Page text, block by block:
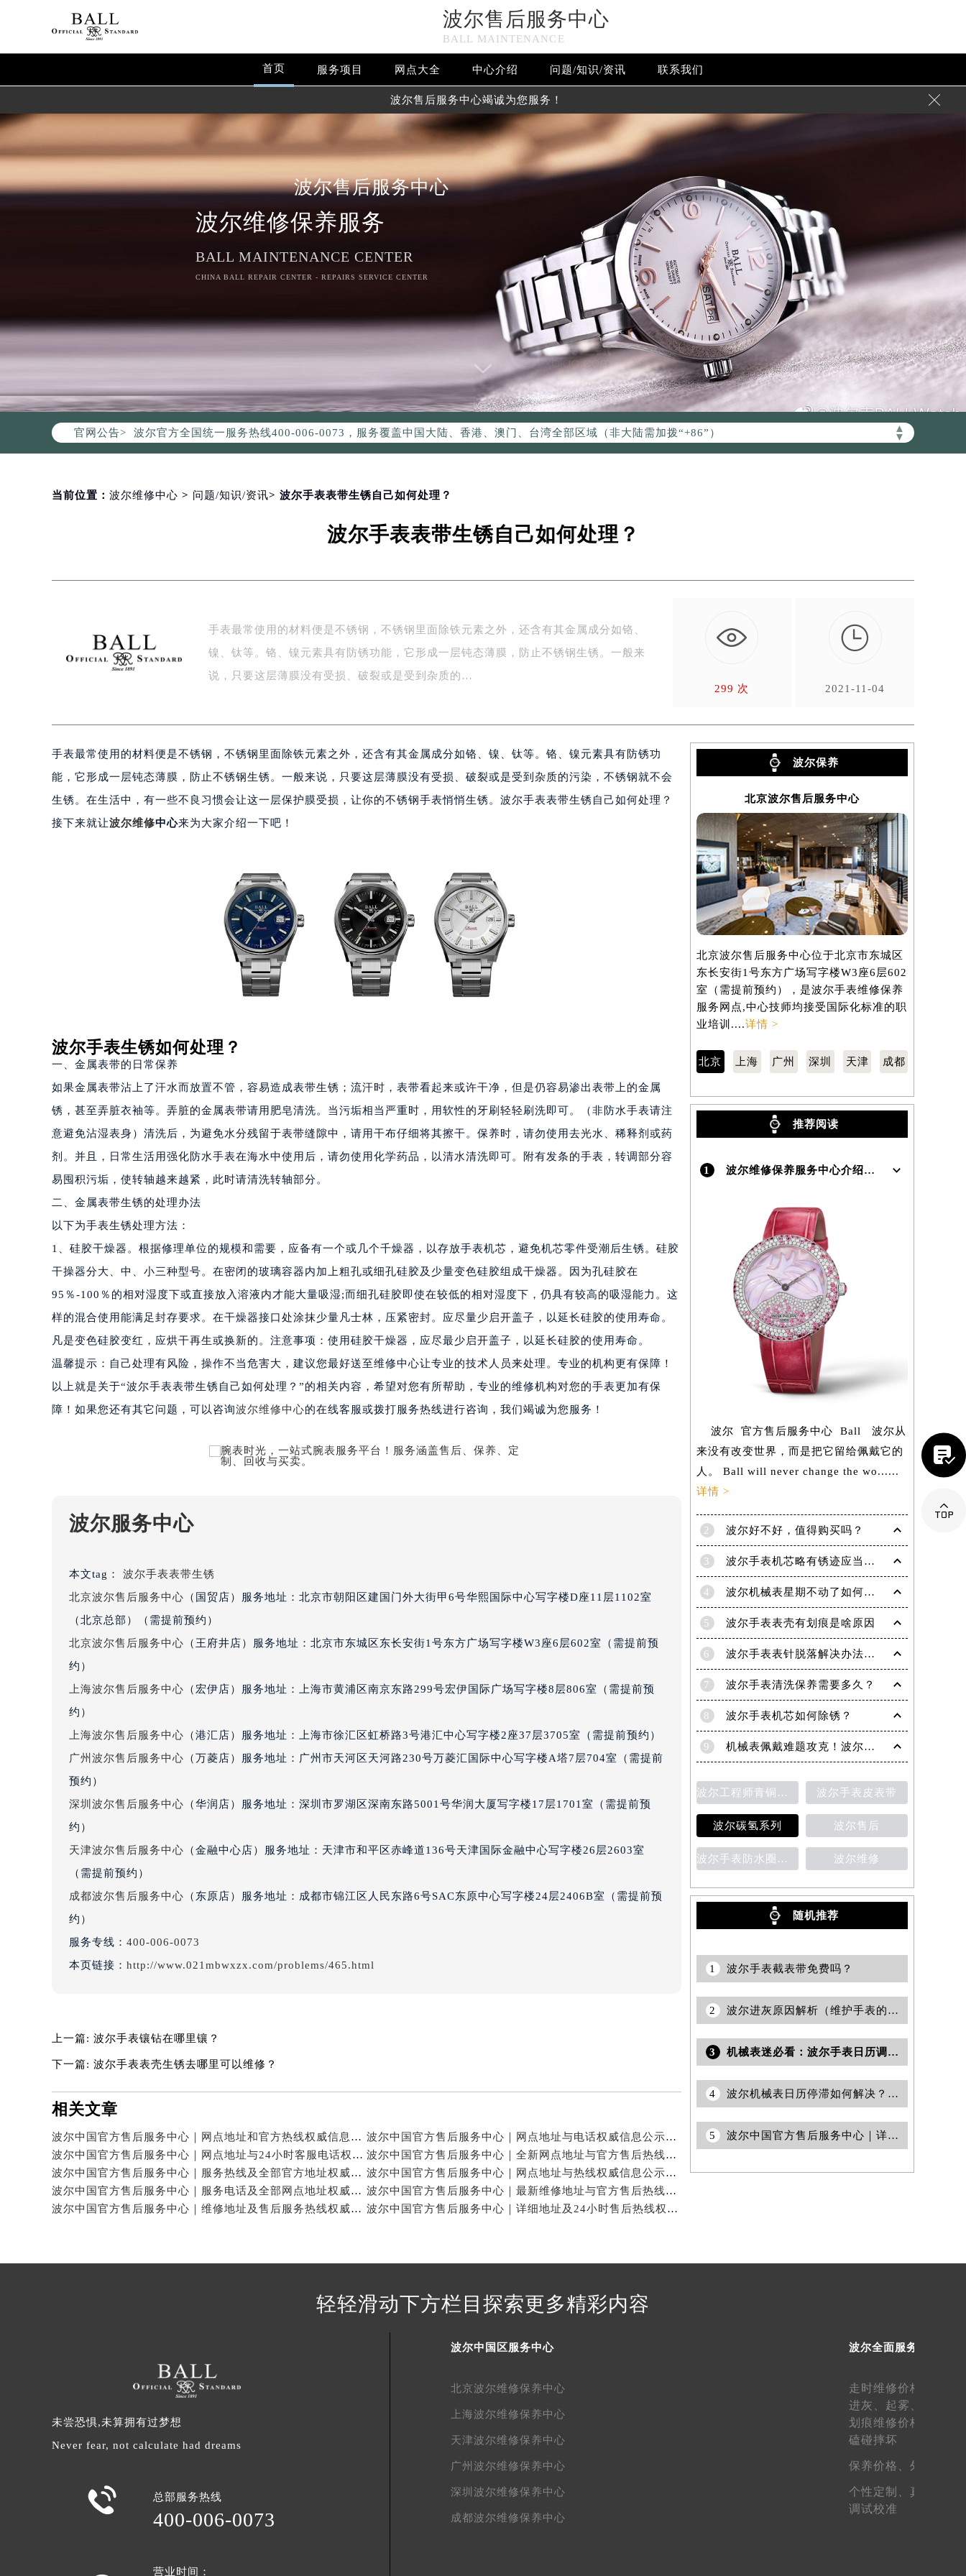
波尔售后服务中心
BALL MAINTENANCE
首页 服务项目 网点大全 中心介绍 问题/知识/资讯 联系我们
波尔售后服务中心竭诚为您服务！ 
波尔售后服务中心
波尔维修保养服务
BALL MAINTENANCE CENTER
CHINA BALL REPAIR CENTER - REPAIRS SERVICE CENTER
官网公告> ▲
▼
2026年8月波尔全国官方售后客户服务热线：400-006-0073
2026年8月波尔售后服务中心最新网点地址：
天津市和平区赤峰道136号天津国际金融中心写字楼26层2603室（需提前预约）
上海市黄浦区南京东路299号宏伊国际广场写字楼8层806室（需提前预约）
常州市新北区龙锦路1590号现代传媒中心写字楼5号楼10层1008室（需提前预约）
盐城市盐都区世纪大道5号盐城金融城写字楼1号楼16层1604室（需提前预约）
泰州市海陵区永定东路399号置地商务中心东塔写字楼（华润万象城）17层1706室（需提前预约）
宁波市江北区大闸南路500号来福士广场办公楼20层2009室（需提前预约）
嘉兴市南湖区广益路705号嘉兴世界贸易中心写字楼A座13层1304室（需提前预约）
南昌市红谷滩新区红谷中大道998号绿地双子塔（中央广场）A1座办公楼14层07室（需提前预约）
济南市历下区经十路11111号华润中心写字楼（万象城）15层1508室（需提前预约）
广州市天河区天河路230号万菱汇国际中心写字楼A塔7层704室（需提前预约）
惠州市惠城区江北文昌一路7号华贸大厦写字楼1座30层05室（需提前预约）
厦门市思明区湖滨东路95号华润大厦写字楼B座11层1104室（需提前预约）
福州市鼓楼区五四路128-1号恒力城写字楼15层03室（需提前预约）
成都市锦江区人民东路6号SAC东原中心写字楼24层2406B室（需提前预约）
重庆市江北区观音桥步行街2号融恒时代广场写字楼9层902室（需提前预约）
长沙市芙蓉区定王台街道建湘路393号世茂环球金融中心写字楼（芙蓉广场）10层13室（需提前预约）
郑州市二七区铭功路10号华润大厦写字楼29层2905室（需提前预约）
沈阳市沈河区中街路137号亨得利名表服务中心（品牌授权店）1层整层（需提前预约）
沈阳市沈河区中街路83号亨得利名表服务中心（品牌授权店）1层整层（需提前预约）
乌鲁木齐市天山区红山路26号时代广场（CCMALL）C座17层17-B（需提前预约）
大连市中山区人民路15号国际金融大厦7层G室（需提前预约）
佛山市禅城区季华五路57号万科金融中心C座12层1205室（需提前预约）
东莞市东城街道鸿福东路1号民盈国贸中心T1写字楼9层907室（需提前预约）
无锡市梁溪区人民中路139号恒隆广场写字楼1座11层1104室（需提前预约）
南通市崇川区工农路57号圆融广场写字楼16层1603室（需提前预约）
苏州市苏州工业园区星港街199号苏州中心办公楼C座22层08室（需提前预约）
合肥市蜀山区潜山路111号万象城华润大厦B座12楼03室（需提前预约）
泉州市丰泽区宝洲路729号浦西万达中心写字楼A座7楼709室（需提前预约）
青岛市南区山东路6号华润大厦B座22层04室（需提前预约）
烟台市芝罘区胜利路139号万达金融中心A座907室（需提前预约）
长春市朝阳区西安大路727号中银大厦A座(旺进大厦)18层09室（需提前预约）
贵阳市南明区都司高架桥路33号亨特国际金融中心14楼14D（需提前预约）
石家庄市长安区中山东路39号勒泰中心写字楼B座13层07室（需提前预约）
西安市碑林区南关正街88号华侨城长安国际中心E座6楼10室（需提前预约）
台州市椒江区东海大道1800号腾达中心东1幢20楼2002室（需提前预约）
黑龙江省大庆市萨尔图区会战大街波尔售后服务中心（需提前预约）
黑龙江省鹤岗市向阳区红军路波尔售后服务中心（需提前预约）
黑龙江省黑河市爱辉区中央街波尔售后服务中心（需提前预约）
黑龙江省佳木斯市向阳区长安路波尔售后服务中心（需提前预约）
黑龙江省双鸭山市尖山区新兴大街波尔售后服务中心（需提前预约）
黑龙江省伊春市伊美区通河路波尔售后服务中心（需提前预约）
吉林省白山市浑江区浑江大街波尔售后服务中心（需提前预约）
吉林省吉林市船营区河南街波尔售后服务中心（需提前预约）
吉林省松原市宁江区五环大街波尔售后服务中心（需提前预约）
吉林省通化市东昌区环通乡江南大街波尔售后服务中心（需提前预约）
辽宁省丹东市振兴区七经街波尔售后服务中心（需提前预约）
辽宁省锦州市古塔区中央大街波尔售后服务中心（需提前预约）
辽宁省辽阳市白塔区新运大街波尔售后服务中心（需提前预约）
辽宁省盘锦市兴隆台区石油大街波尔售后服务中心（需提前预约）
辽宁省铁岭市银州区南马路波尔售后服务中心（需提前预约）
北京市东城区东长安街1号王府井东方广场W3座6层602室波尔售后服务中心（需提前预约）
内蒙古自治区阿拉善盟市左旗土尔扈特大街波尔售后服务中心（需提前预约）
内蒙古自治区巴彦淖尔市临河区新华街波尔售后服务中心（需提前预约）
内蒙古自治区包头市青山区幸福路甲3号王府井百货名表维修波尔售后服务中心（需提前预约）
内蒙古自治区赤峰市红山区哈达街波尔售后服务中心（需提前预约）
内蒙古自治区鄂尔多斯市东胜区伊金霍洛街波尔售后服务中心（需提前预约）
内蒙古自治区呼伦贝尔市海拉尔区中央街波尔售后服务中心（需提前预约）
内蒙古自治区通辽市科尔沁区明仁大街波尔售后服务中心（需提前预约）
内蒙古自治区乌海市海勃湾区人民南路波尔售后服务中心（需提前预约）
内蒙古自治区乌兰察布市集宁区恩和大街波尔售后服务中心（需提前预约）
山西省大同市平城区迎宾街波尔售后服务中心（需提前预约）
当前位置： 波尔维修中心 > 问题/知识/资讯> 波尔手表表带生锈自己如何处理？
波尔手表表带生锈自己如何处理？
手表最常使用的材料便是不锈钢，不锈钢里面除铁元素之外，还含有其金属成分如铬、
镍、钛等。铬、镍元素具有防锈功能，它形成一层钝态薄膜，防止不锈钢生锈。一般来
说，只要这层薄膜没有受损、破裂或是受到杂质的…
299 次

2021-11-04
手表最常使用的材料便是不锈钢，不锈钢里面除铁元素之外，还含有其金属成分如铬、镍、钛等。铬、镍元素具有防锈功
能，它形成一层钝态薄膜，防止不锈钢生锈。一般来说，只要这层薄膜没有受损、破裂或是受到杂质的污染，不锈钢就不会
生锈。在生活中，有一些不良习惯会让这一层保护膜受损，让你的不锈钢手表悄悄生锈。波尔手表表带生锈自己如何处理？
接下来就让波尔维修中心来为大家介绍一下吧！
波尔手表生锈如何处理？
一、金属表带的日常保养
如果金属表带沾上了汗水而放置不管，容易造成表带生锈；流汗时，表带看起来或许干净，但是仍容易渗出表带上的金属
锈，甚至弄脏衣袖等。弄脏的金属表带请用肥皂清洗。当污垢相当严重时，用软性的牙刷轻轻刷洗即可。（非防水手表请注
意避免沾湿表身）清洗后，为避免水分残留于表带缝隙中，请用干布仔细将其擦干。保养时，请勿使用去光水、稀释剂或药
剂。并且，日常生活用强化防水手表在海水中使用后，请勿使用化学药品，以清水清洗即可。附有发条的手表，转调部分容
易囤积污垢，使转轴越来越紧，此时请清洗转轴部分。
二、金属表带生锈的处理办法
以下为手表生锈处理方法：
1、硅胶干燥器。根据修理单位的规模和需要，应备有一个或几个千燥器，以存放手表机芯，避免机芯零件受潮后生锈。硅胶
干操器分大、中、小三种型号。在密闭的玻璃容器内加上粗孔或细孔硅胶及少量变色硅胶组成干燥器。因为孔硅胶在
95％-100％的相对湿度下或直接放入溶液内才能大量吸湿;而细孔硅胶即使在较低的相对湿度下，仍具有较高的吸湿能力。这
样的混合使用能满足封存要求。在干燥器接口处涂抹少量凡士林，压紧密封。应尽量少启开盖子，以延长硅胶的使用寿命。
凡是变色硅胶变红，应烘干再生或换新的。注意事项：使用硅胶干燥器，应尽最少启开盖子，以延长硅胶的使用寿命。
温馨提示：自己处理有风险，操作不当危害大，建议您最好送至维修中心让专业的技术人员来处理。专业的机构更有保障！
以上就是关于“波尔手表表带生锈自己如何处理？”的相关内容，希望对您有所帮助，专业的维修机构对您的手表更加有保
障！如果您还有其它问题，可以咨询波尔维修中心的在线客服或拨打服务热线进行咨询，我们竭诚为您服务！
波尔服务中心
本文tag： 波尔手表表带生锈
北京波尔售后服务中心 （国贸店）服务地址：北京市朝阳区建国门外大街甲6号华熙国际中心写字楼D座11层1102室
（北京总部）（需提前预约）
北京波尔售后服务中心 （王府井店）服务地址：北京市东城区东长安街1号东方广场写字楼W3座6层602室（需提前预
约）
上海波尔售后服务中心 （宏伊店）服务地址：上海市黄浦区南京东路299号宏伊国际广场写字楼8层806室（需提前预
约）
上海波尔售后服务中心 （港汇店）服务地址：上海市徐汇区虹桥路3号港汇中心写字楼2座37层3705室（需提前预约）
广州波尔售后服务中心 （万菱店）服务地址：广州市天河区天河路230号万菱汇国际中心写字楼A塔7层704室（需提前
预约）
深圳波尔售后服务中心 （华润店）服务地址：深圳市罗湖区深南东路5001号华润大厦写字楼17层1701室（需提前预
约）
天津波尔售后服务中心 （金融中心店）服务地址：天津市和平区赤峰道136号天津国际金融中心写字楼26层2603室
（需提前预约）
成都波尔售后服务中心 （东原店）服务地址：成都市锦江区人民东路6号SAC东原中心写字楼24层2406B室（需提前预
约）
服务专线： 400-006-0073
本页链接： http://www.021mbwxzx.com/problems/465.html
上一篇: 波尔手表镶钻在哪里镶？​
下一篇: 波尔手表表壳生锈去哪里可以维修？
相关文章
波尔中国官方售后服务中心｜网点地址和官方热线权威信息公示（2026年7月最新）
波尔中国官方售后服务中心｜网点地址与电话权威信息公示（2026年7月最新）
波尔中国官方售后服务中心｜网点地址与24小时客服电话权威信息公示（2026年7月最新）
波尔中国官方售后服务中心｜全新网点地址与官方售后热线权威信息公示（2026年7月最新）
波尔中国官方售后服务中心｜服务热线及全部官方地址权威信息公示（2026年7月最新）
波尔中国官方售后服务中心｜网点地址与热线权威信息公示（2026年7月最新）
波尔中国官方售后服务中心｜服务电话及全部网点地址权威信息公示（2026年7月最新）
波尔中国官方售后服务中心｜最新维修地址与官方售后热线权威信息公示（2026年7月最新）
波尔中国官方售后服务中心｜维修地址及售后服务热线权威信息公示（2026年7月最新）
波尔中国官方售后服务中心｜详细地址及24小时售后热线权威信息公示（2026年7月最新）
波尔保养
北京波尔售后服务中心
北京波尔售后服务中心位于北京市东城区
东长安街1号东方广场写字楼W3座6层602
室（需提前预约），是波尔手表维修保养
服务网点,中心技师均接受国际化标准的职
业培训....详情 >
北京 上海 广州 深圳 天津 成都
推荐阅读
1 波尔维修保养服务中心介绍 | Lange
波尔 官方售后服务中心 Ball 波尔从
来没有改变世界，而是把它留给佩戴它的
人。 Ball will never change the wo......
详情 >
2 波尔好不好，值得购买吗？
3 波尔手表机芯略有锈迹应当怎样除锈？
4 波尔机械表星期不动了如何解决？专业应对指针停滞难题
5 波尔手表表壳有划痕是啥原因
6 波尔手表表针脱落解决办法深度解析
7 波尔手表清洗保养需要多久？
8 波尔手表机芯如何除锈？
9 机械表佩戴难题攻克！波尔手表轻松摘取技巧分享
波尔工程师青铜星磁霸腕表 波尔手表皮表带
波尔碳氢系列 波尔售后
波尔手表防水圈老化 波尔维修
随机推荐
1 波尔手表截表带免费吗？
2 波尔进灰原因解析（维护手表的注意事项与解决方法）
3 机械表迷必看：波尔手表日历调节难题，轻松解决攻略
4 波尔机械表日历停滞如何解决？精准调整，让时间流转不停歇
5 波尔中国官方售后服务中心｜详细地址与24小时客服电话权威信息公示（2026年6月最新）
轻轻滑动下方栏目探索更多精彩内容
未尝恐惧,未算拥有过梦想
Never fear, not calculate had dreams
 总部服务热线
400-006-0073
营业时间：
波尔中国区服务中心
北京波尔维修保养中心
上海波尔维修保养中心
天津波尔维修保养中心
广州波尔维修保养中心
深圳波尔维修保养中心
成都波尔维修保养中心
波尔全面服务
走时维修价格、
进灰、 起雾、
划痕维修价格、
磕碰摔坏
保养价格、外观维护
个性定制、真假鉴定
调试校准

